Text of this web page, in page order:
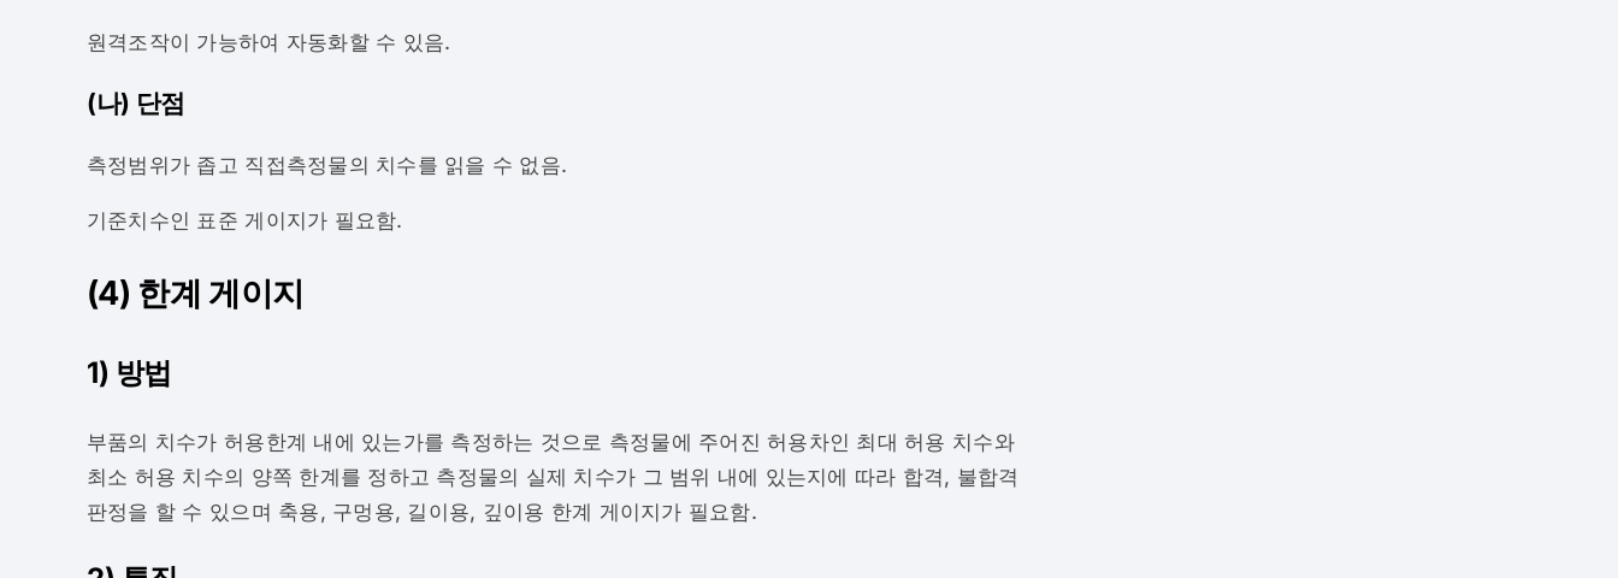
원격조작이 가능하여 자동화할 수 있음.
(나) 단점
측정범위가 좁고 직접측정물의 치수를 읽을 수 없음.
기준치수인 표준 게이지가 필요함.
(4) 한계 게이지
1) 방법
부품의 치수가 허용한계 내에 있는가를 측정하는 것으로 측정물에 주어진 허용차인 최대 허용 치수와
최소 허용 치수의 양쪽 한계를 정하고 측정물의 실제 치수가 그 범위 내에 있는지에 따라 합격, 불합격
판정을 할 수 있으며 축용, 구멍용, 길이용, 깊이용 한계 게이지가 필요함.